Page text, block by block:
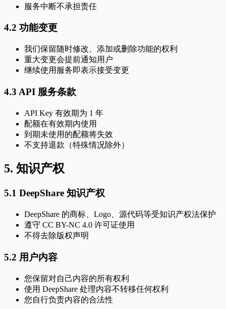
服务中断不承担责任
4.2 功能变更
我们保留随时修改、添加或删除功能的权利
重大变更会提前通知用户
继续使用服务即表示接受变更
4.3 API 服务条款
API Key 有效期为 1 年
配额在有效期内使用
到期未使用的配额将失效
不支持退款（特殊情况除外）
5. 知识产权
5.1 DeepShare 知识产权
DeepShare 的商标、Logo、源代码等受知识产权法保护
遵守 CC BY-NC 4.0 许可证使用
不得去除版权声明
5.2 用户内容
您保留对自己内容的所有权利
使用 DeepShare 处理内容不转移任何权利
您自行负责内容的合法性